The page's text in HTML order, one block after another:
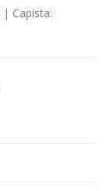
| Capista: